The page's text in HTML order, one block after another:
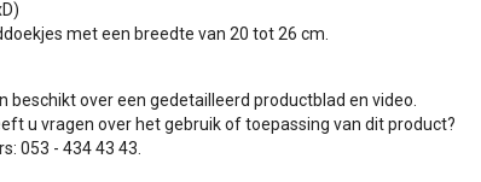
met een breedte van 20 tot 26 cm.
beschikt over een gedetailleerd productblad en video.
u vragen over het gebruik of toepassing van dit product?
053 - 434 43 43.